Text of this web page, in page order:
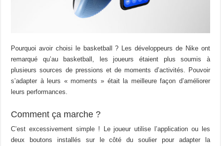
Pourquoi avoir choisi le basketball ? Les développeurs de Nike ont
remarqué qu’au basketball, les joueurs étaient plus soumis à
plusieurs sources de pressions et de moments d’activités. Pouvoir
s’adapter à leurs « moments » était la meilleure façon d’améliorer
leurs performances.
Comment ça marche ?
C’est excessivement simple ! Le joueur utilise l’application ou les
deux boutons installés sur le côté du soulier pour adapter la